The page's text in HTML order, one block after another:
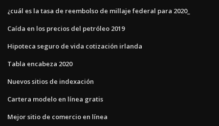
¿cuál es la tasa de reembolso de millaje federal para 2020_
Caída en los precios del petróleo 2019
Hipoteca seguro de vida cotización irlanda
Tabla encabeza 2020
Nuevos sitios de indexación
Cartera modelo en línea gratis
Mejor sitio de comercio en línea